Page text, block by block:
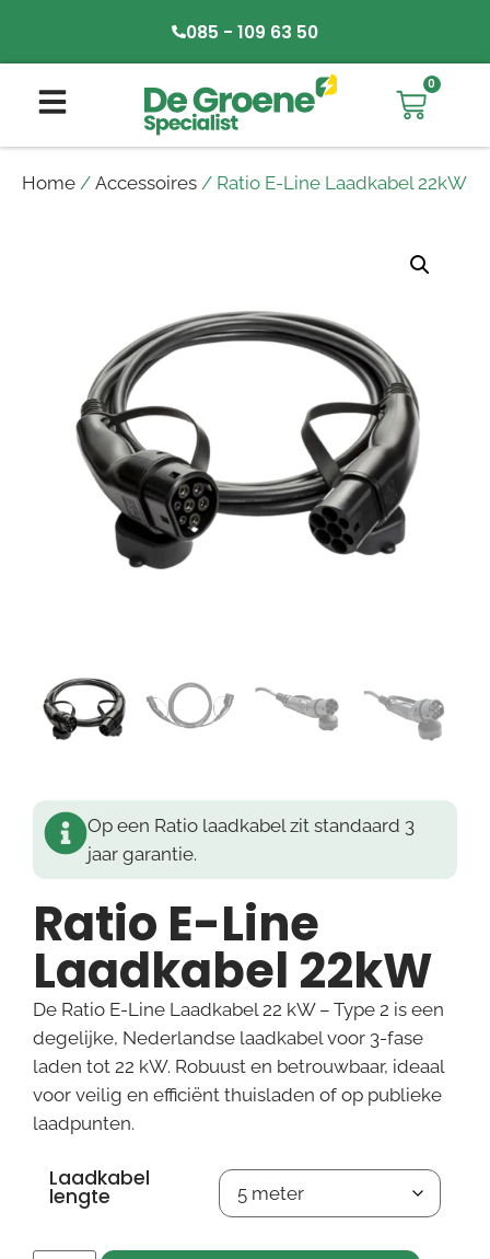
085 - 109 63 50
0
Home / Accessoires / Ratio E-Line Laadkabel 22kW
Op een Ratio laadkabel zit standaard 3
jaar garantie.
Ratio E-Line
Laadkabel 22kW
De Ratio E-Line Laadkabel 22 kW – Type 2 is een
degelijke, Nederlandse laadkabel voor 3-fase
laden tot 22 kW. Robuust en betrouwbaar, ideaal
voor veilig en efficiënt thuisladen of op publieke
laadpunten.
Laadkabel
lengte